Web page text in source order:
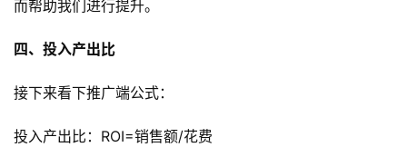
球
店
境
而帮助我们进行提升。
四、投入产出比
接下来看下推广端公式：
投入产出比：ROI=销售额/花费